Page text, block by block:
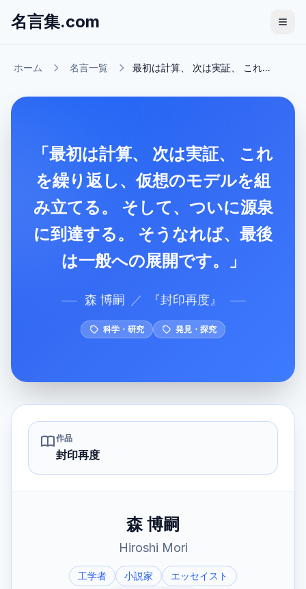
名言集.com
ホーム 名言一覧 最初は計算、 次は実証、 これ...
「最初は計算、 次は実証、 これ
を繰り返し、仮想のモデルを組
み立てる。 そして、ついに源泉
に到達する。 そうなれば、最後
は一般への展開です。」
── 森 博嗣 ／ 『封印再度 』 ──
科学・研究 発見・探究
作品
封印再度
森 博嗣
Hiroshi Mori
工学者 小説家
エッセイスト